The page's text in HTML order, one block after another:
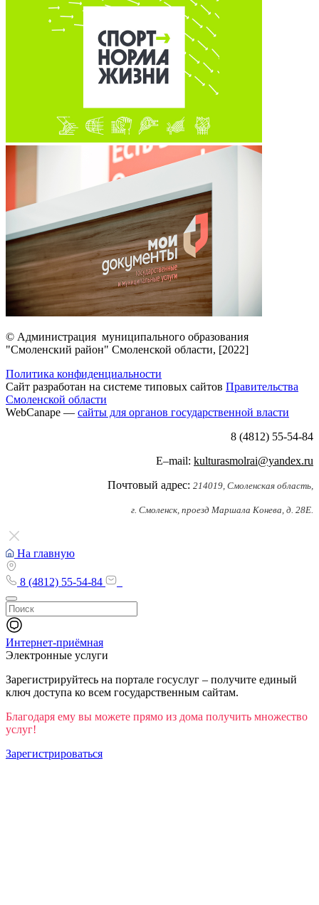
© Администрация муниципального образования
"Смоленский район" Смоленской области, [2022]
Политика конфиденциальности
Сайт разработан на системе типовых сайтов Правительства
Смоленской области
WebCanape — сайты для органов государственной власти
8 (4812) 55-54-84
E–mail: kulturasmolrai@yandex.ru
Почтовый адрес: 214019, Смоленская область,
г. Смоленск, проезд Маршала Конева, д. 28Е.
На главную
8 (4812) 55-54-84
Интернет-приёмная
Электронные услуги
Зарегистрируйтесь на портале госуслуг – получите единый
ключ доступа ко всем государственным сайтам.
Благодаря ему вы можете прямо из дома получить множество
услуг!
Зарегистрироваться